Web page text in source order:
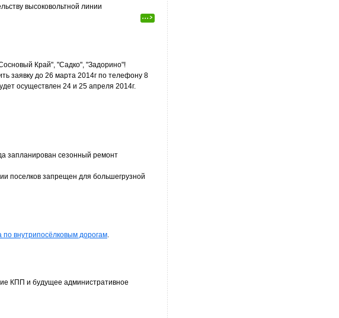
высоковольтной линии
...>
Край", "Садко", "Задорино"!
заявку до 26 марта 2014г по телефону 8
осуществлен 24 и 25 апреля 2014г.
запланирован сезонный ремонт
поселков запрещен для большегрузной
по внутрипосёлковым дорогам.
КПП и будущее административное